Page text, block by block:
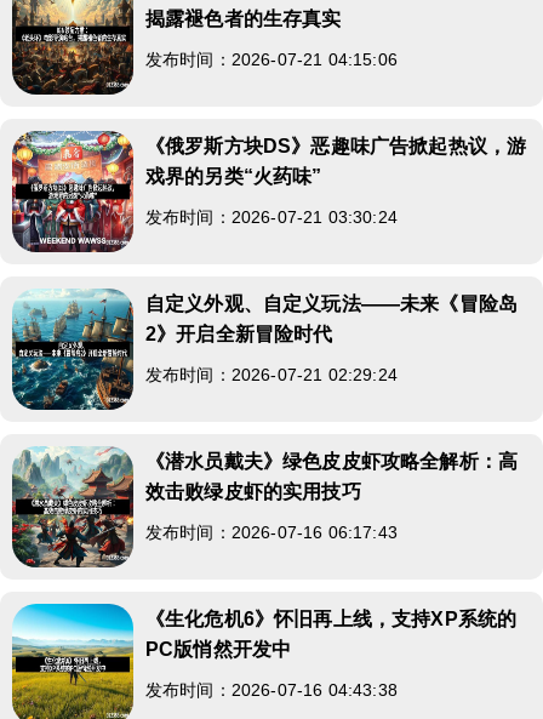
揭露褪色者的生存真实
发布时间：2026-07-21 04:15:06
《俄罗斯方块DS》恶趣味广告掀起热议，游
戏界的另类“火药味”
发布时间：2026-07-21 03:30:24
自定义外观、自定义玩法——未来《冒险岛
2》开启全新冒险时代
发布时间：2026-07-21 02:29:24
《潜水员戴夫》绿色皮皮虾攻略全解析：高
效击败绿皮虾的实用技巧
发布时间：2026-07-16 06:17:43
《生化危机6》怀旧再上线，支持XP系统的
PC版悄然开发中
发布时间：2026-07-16 04:43:38